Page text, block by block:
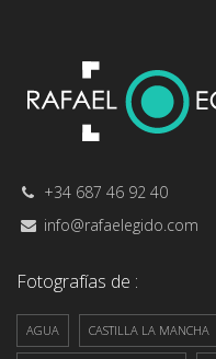
+34 687 46 92 40
info@rafaelegido.com
Fotografías de :
AGUA CASTILLA LA MANCHA